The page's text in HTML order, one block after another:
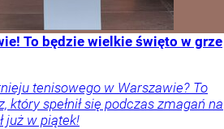
To będzie wielkie święto w grze
tenisowego w Warszawie? To
spełnił się podczas zmagań na
już w piątek!